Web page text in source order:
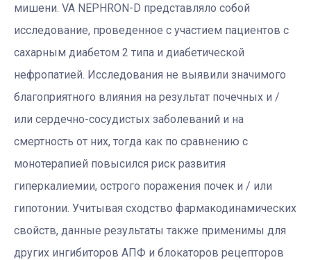
мишени. VA NEPHRON-D представляло собой
исследование, проведенное с участием пациентов с
сахарным диабетом 2 типа и диабетической
нефропатией. Исследования не выявили значимого
благоприятного влияния на результат почечных и /
или сердечно-сосудистых заболеваний и на
смертность от них, тогда как по сравнению с
монотерапией повысился риск развития
гиперкалиемии, острого поражения почек и / или
гипотонии. Учитывая сходство фармакодинамических
свойств, данные результаты также применимы для
других ингибиторов АПФ и блокаторов рецепторов